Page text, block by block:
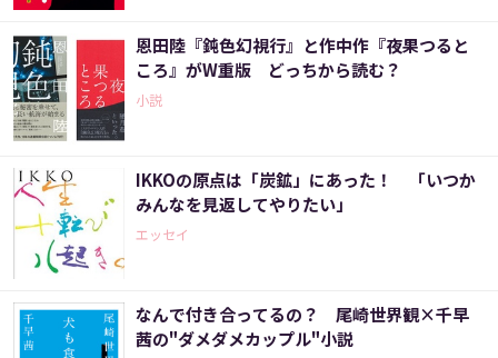
恩田陸『鈍色幻視行』と作中作『夜果つると
ころ』がW重版 どっちから読む？
小説
IKKOの原点は「炭鉱」にあった！ 「いつか
みんなを見返してやりたい」
エッセイ
なんで付き合ってるの？ 尾崎世界観×千早
茜の"ダメダメカップル"小説